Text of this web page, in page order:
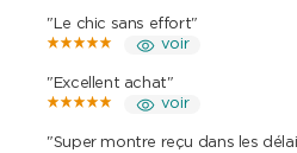
"Le chic sans effort"
voir
"Excellent achat"
voir
"Super montre reçu dans les